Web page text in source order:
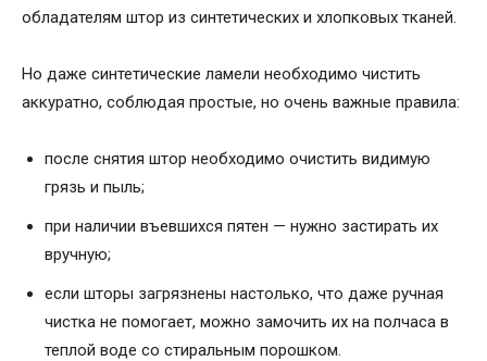
обладателям штор из синтетических и хлопковых тканей.
Но даже синтетические ламели необходимо чистить
аккуратно, соблюдая простые, но очень важные правила:
после снятия штор необходимо очистить видимую
грязь и пыль;
при наличии въевшихся пятен — нужно застирать их
вручную;
если шторы загрязнены настолько, что даже ручная
чистка не помогает, можно замочить их на полчаса в
теплой воде со стиральным порошком.